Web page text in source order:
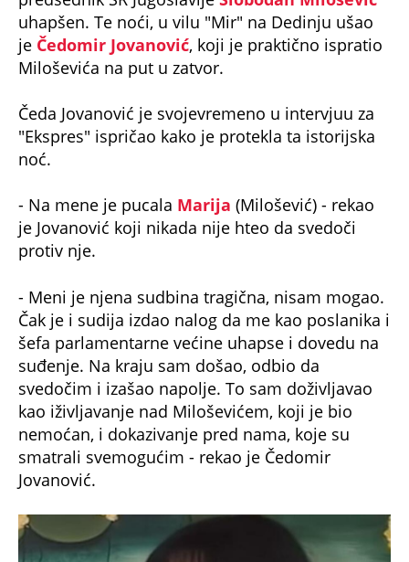
uhapšen. Te noći, u vilu "Mir" na Dedinju ušao
je Čedomir Jovanović, koji je praktično ispratio
Miloševića na put u zatvor.
Čeda Jovanović je svojevremeno u intervjuu za
"Ekspres" ispričao kako je protekla ta istorijska
noć.
- Na mene je pucala Marija (Milošević) - rekao
je Jovanović koji nikada nije hteo da svedoči
protiv nje.
- Meni je njena sudbina tragična, nisam mogao.
Čak je i sudija izdao nalog da me kao poslanika i
šefa parlamentarne većine uhapse i dovedu na
suđenje. Na kraju sam došao, odbio da
svedočim i izašao napolje. To sam doživljavao
kao iživljavanje nad Miloševićem, koji je bio
nemoćan, i dokazivanje pred nama, koje su
smatrali svemogućim - rekao je Čedomir
Jovanović.